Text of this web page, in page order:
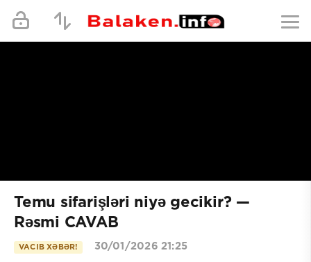
Temu sifarişləri niyə gecikir? —
Rəsmi CAVAB
VACIB XƏBƏR! 30/01/2026 21:25